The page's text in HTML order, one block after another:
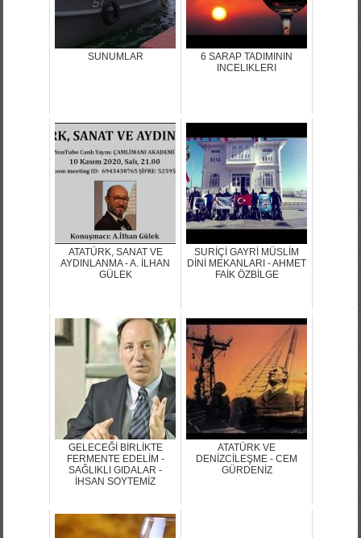
SUNUMLAR
6 SARAP TADIMININ
INCELIKLERI
ATATÜRK, SANAT VE
AYDINLANMA - A. İLHAN
GÜLEK
SURİÇİ GAYRİ MÜSLİM
DİNİ MEKANLARI - AHMET
FAİK ÖZBİLGE
GELECEĞİ BİRLİKTE
FERMENTE EDELİM -
SAĞLIKLI GIDALAR -
İHSAN SOYTEMİZ
ATATÜRK VE
DENİZCİLEŞME - CEM
GÜRDENİZ